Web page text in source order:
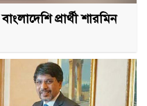
প্রার্থী শারমিন